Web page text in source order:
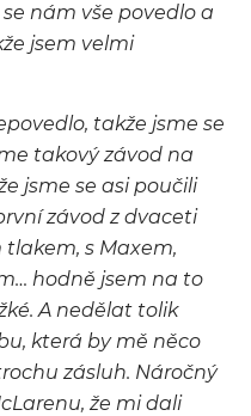
nám vše povedlo a
jsem velmi
takže jsme se
takový závod na
jsme se asi poučili
závod z dvaceti
s Maxem,
hodně jsem na to
A nedělat tolik
která by mě něco
zásluh. Náročný
že mi dali